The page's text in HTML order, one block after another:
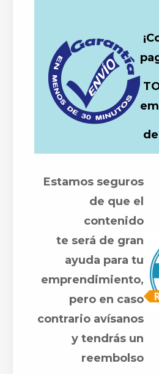
Estamos seguros
de que el
contenido
te será de gran
ayuda para tu
emprendimiento,
pero en caso
contrario avísanos
y tendrás un
reembolso